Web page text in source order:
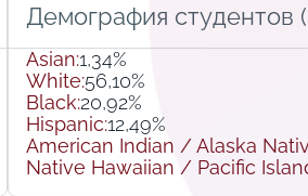
Демография студентов
Asian:1,34%
White:56,10%
Black:20,92%
Hispanic:12,49%
American Indian / Alaska
Native Hawaiian / Pacific